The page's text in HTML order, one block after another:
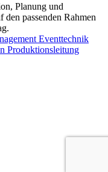
Planung und
passenden Rahmen
Eventtechnik
Produktionsleitung